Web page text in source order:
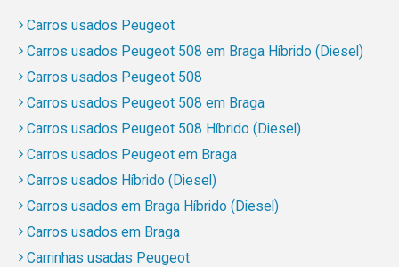
Carros usados Peugeot
Carros usados Peugeot 508 em Braga Híbrido (Diesel)
Carros usados Peugeot 508
Carros usados Peugeot 508 em Braga
Carros usados Peugeot 508 Híbrido (Diesel)
Carros usados Peugeot em Braga
Carros usados Híbrido (Diesel)
Carros usados em Braga Híbrido (Diesel)
Carros usados em Braga
Carrinhas usadas Peugeot